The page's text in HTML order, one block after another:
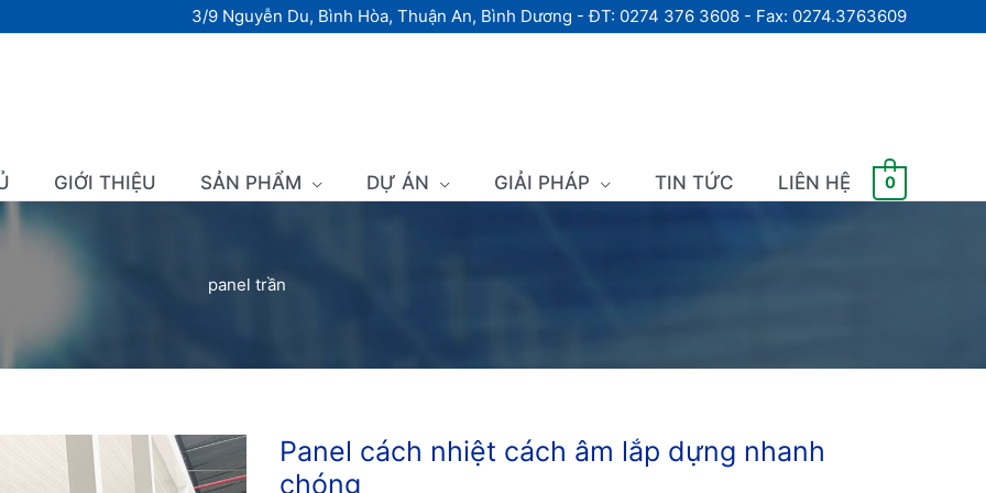
3/9 Nguyễn Du, Bình Hòa, Thuận An, Bình Dương - ĐT: 0274 376 3608 - Fax: 0274.3763609
GIỚI THIỆU SẢN PHẨM DỰ ÁN GIẢI PHÁP TIN TỨC LIÊN HỆ 0
panel trần
Panel cách nhiệt cách âm lắp dựng nhanh
chóng
Panel
cách